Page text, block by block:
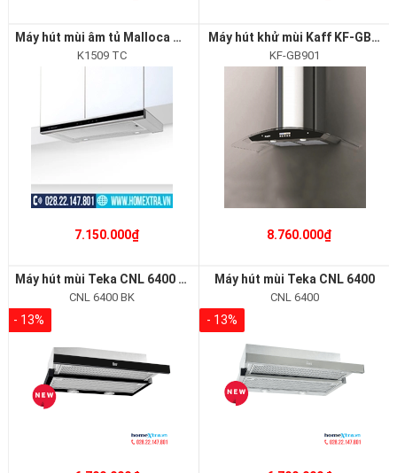
Máy hút mùi âm tủ Malloca K1509 TC
K1509 TC
7.150.000₫
Máy hút khử mùi Kaff KF-GB901
KF-GB901
8.760.000₫
Máy hút mùi Teka CNL 6400 BK
CNL 6400 BK
- 13%
Máy hút mùi Teka CNL 6400
CNL 6400
- 13%